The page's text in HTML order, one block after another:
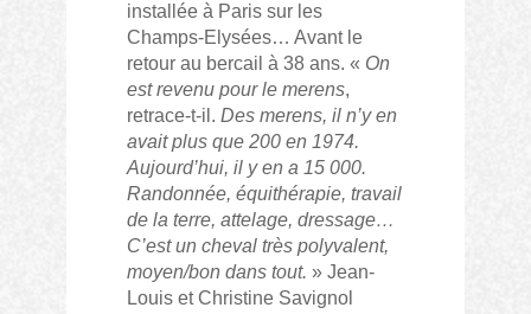
installée à Paris sur les
Champs-Elysées… Avant le
retour au bercail à 38 ans. « On
est revenu pour le merens,
retrace-t-il.Des merens, il n’y en
avait plus que 200 en 1974.
Aujourd’hui, il y en a 15 000.
Randonnée, équithérapie, travail
de la terre, attelage, dressage…
C’est un cheval très polyvalent,
moyen/bon dans tout. » Jean-
Louis et Christine Savignol